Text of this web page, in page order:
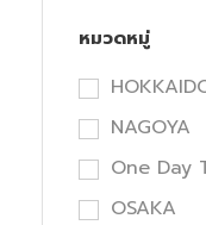
หมวดหมู่
NAGOYA
One Day
OSAKA